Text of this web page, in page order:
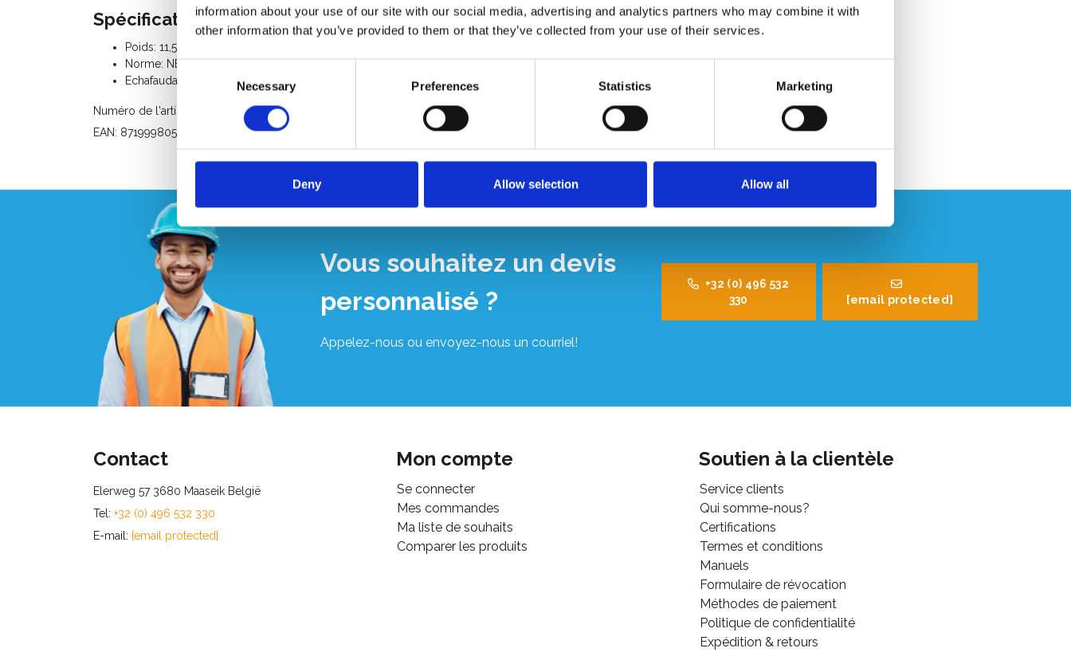
information about your use of our site with our social media, advertising and analytics partners who may combine it with
other information that you’ve provided to them or that they’ve collected from your use of their services.
Consent
Selection
Necessary Preferences Statistics Marketing
Deny Allow selection Allow all
Conseils professionnels
Note des clients 9.2/10
Spécifications:
Poids: 11,5 Kg
Norme: NEN-EN 1004, EN 1298, TÜV-GS
Echafaudage Classe III (200 Kg/m²)
Numéro de l'article: ID10010065
EAN: 8719998052275
Vous souhaitez un devis
personnalisé ?
Appelez-nous ou envoyez-nous un courriel!
+32 (0) 496 532
330
[email protected]
Contact
Elerweg 57 3680 Maaseik België
Tel: +32 (0) 496 532 330
E-mail: [email protected]
Mon compte
Se connecter
Mes commandes
Ma liste de souhaits
Comparer les produits
Soutien à la clientèle
Service clients
Qui somme-nous?
Certifications
Termes et conditions
Manuels
Formulaire de révocation
Méthodes de paiement
Politique de confidentialité
Expédition & retours